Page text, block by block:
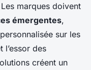
marques doivent
émergentes,
sur les
l’essor des
créent un